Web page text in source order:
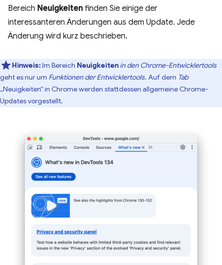
Bereich Neuigkeiten finden Sie einige der
interessanteren Änderungen aus dem Update. Jede
Änderung wird kurz beschrieben.
Hinweis:Im Bereich Neuigkeiten in den Chrome-Entwicklertools
geht es nur um Funktionen der Entwicklertools. Auf dem Tab
„Neuigkeiten“ in Chrome werden stattdessen allgemeine Chrome-
Updates vorgestellt.